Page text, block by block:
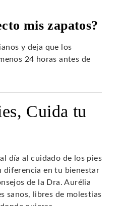
mis zapatos?
y deja que los
24 horas antes de
Cuida tu
día al cuidado de los pies
diferencia en tu bienestar
de la Dra. Aurélia
sanos, libres de molestias